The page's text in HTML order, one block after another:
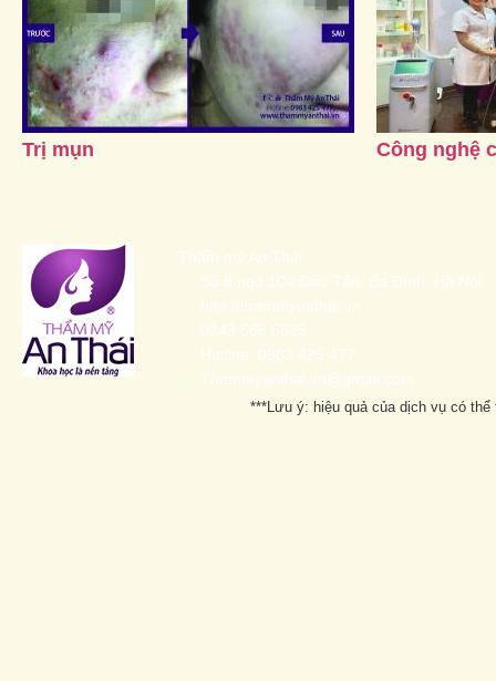
Trị mụn Công nghệ
Thẩm mỹ An Thái
Số 8 ngõ 104 Đào Tấn, Ba Đình, Hà Nội
http://thammyanthai.vn
0243 668 6623
Hotline: 0983 425 477
Thammyanthai.vn@gmail.com
***Lưu ý: hiệu quả của dịch vụ có